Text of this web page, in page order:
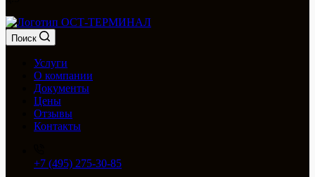
Поиск
Услуги
О компании
Документы
Цены
Отзывы
Контакты
+7 (495) 275-30-85